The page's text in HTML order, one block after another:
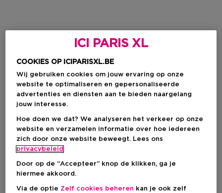
ICI PARIS XL
COOKIES OP ICIPARISXL.BE
Wij gebruiken cookies om jouw ervaring op onze
website te optimaliseren en gepersonaliseerde
advertenties en diensten aan te bieden naargelang
jouw interesse.
Hoe doen we dat? We analyseren het verkeer op onze
website en verzamelen informatie over hoe iedereen
zich door onze website beweegt. Lees ons
privacybeleid
Door op de “Accepteer” knop de klikken, ga je
hiermee akkoord.
Via de optie Zelf cookies beheren kan je ook zelf